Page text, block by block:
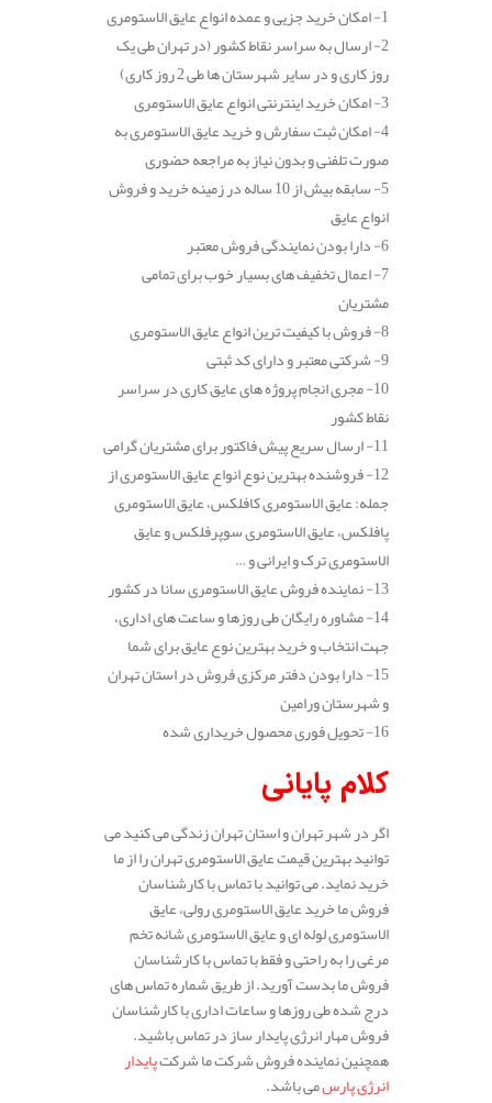
1- امکان خرید جزیی و عمده انواع عایق الاستومری
2- ارسال به سراسر نقاط کشور (در تهران طی یک
روز کاری و در سایر شهرستان ها طی 2 روز کاری)
3- امکان خرید اینترنتی انواع عایق الاستومری
4- امکان ثبت سفارش و خرید عایق الاستومری به
صورت تلفنی و بدون نیاز به مراجعه حضوری
5- سابقه بیش از 10 ساله در زمینه خرید و فروش
انواع عایق
6- دارا بودن نمایندگی فروش معتبر
7- اعمال تخفیف های بسیار خوب برای تمامی
مشتریان
8- فروش با کیفیت ترین انواع عایق الاستومری
9- شرکتی معتبر و دارای کد ثبتی
10- مجری انجام پروژه های عایق کاری در سراسر
نقاط کشور
11- ارسال سریع پیش فاکتور برای مشتریان گرامی
12- فروشنده بهترین نوع انواع عایق الاستومری از
جمله: عایق الاستومری کافلکس، عایق الاستومری
پافلکس، عایق الاستومری سوپرفلکس و عایق
الاستومری ترک و ایرانی و …
13- نماینده فروش عایق الاستومری سانا در کشور
14- مشاوره رایگان طی روزها و ساعت های اداری،
جهت انتخاب و خرید بهترین نوع عایق برای شما
15- دارا بودن دفتر مرکزی فروش در استان تهران
و شهرستان ورامین
16- تحویل فوری محصول خریداری شده
کلام پایانی
اگر در شهر تهران و استان تهران زندگی می کنید می
توانید بهترین قیمت عایق الاستومری تهران را از ما
خرید نماید. می توانید با تماس با کارشناسان
فروش ما خرید عایق الاستومری رولی، عایق
الاستومری لوله ای و عایق الاستومری شانه تخم
مرغی را به راحتی و فقط با تماس با کارشناسان
فروش ما بدست آورید. از طریق شماره تماس های
درج شده طی روزها و ساعات اداری با کارشناسان
فروش مهار انرژی پایدار ساز در تماس باشید.
همچنین نماینده فروش شرکت ما شرکتپایدار
انرژی پارسمی باشد.